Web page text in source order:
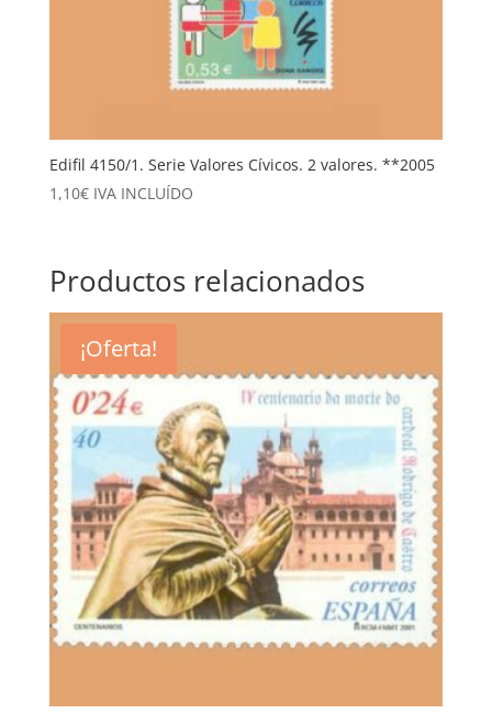
Edifil 4150/1. Serie Valores Cívicos. 2 valores. **2005
1,10€ IVA INCLUÍDO
Productos relacionados
¡Oferta!